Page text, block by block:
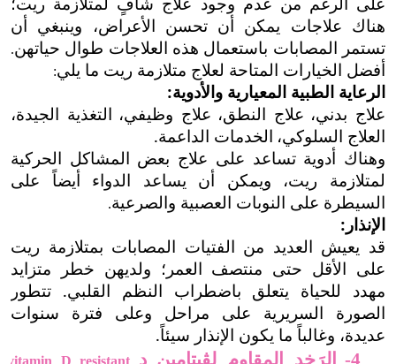
هناك علاجات يمكن أن تحسن الأعراض، وينبغي أن
تستمر المصابات باستعمال هذه العلاجات طوال حياتهن.
أفضل الخيارات المتاحة لعلاج متلازمة ريت ما يلي:
الرعاية الطبية المعيارية والأدوية:
علاج بدني، علاج النطق، علاج وظيفي، التغذية الجيدة،
العلاج السلوكي، الخدمات الداعمة.
وهناك أدوية تساعد على علاج بعض المشاكل الحركية
لمتلازمة ريت، ويمكن أن يساعد الدواء أيضاً على
السيطرة على النوبات العصبية والصرعية.
الإنذار:
قد يعيش العديد من الفتيات المصابات بمتلازمة ريت
على الأقل حتى منتصف العمر؛ ولديهن خطر متزايد
مهدد للحياة يتعلق باضطراب النظم القلبي. تتطور
الصورة السريرية على مراحل وعلى فترة سنوات
عديدة، وغالباً ما يكون الإنذار سيئاً.
4- الرَخد المقاوم لڤيتامين د
vitamin D resistant